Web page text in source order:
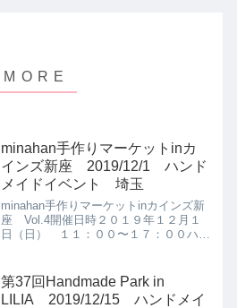
minahan手作りマーケットinカ
インズ新座 2019/12/1 ハンド
メイドイベント 埼玉
minahan手作りマーケットinカインズ新
座 Vol.4開催日時２０１９年１２月１
日（日） １１：００〜１７：００ハン
動車道所沢ICから約5分JR武蔵野線新座
駅か...
第37回Handmade Park in
LILIA 2019/12/15 ハンドメイ